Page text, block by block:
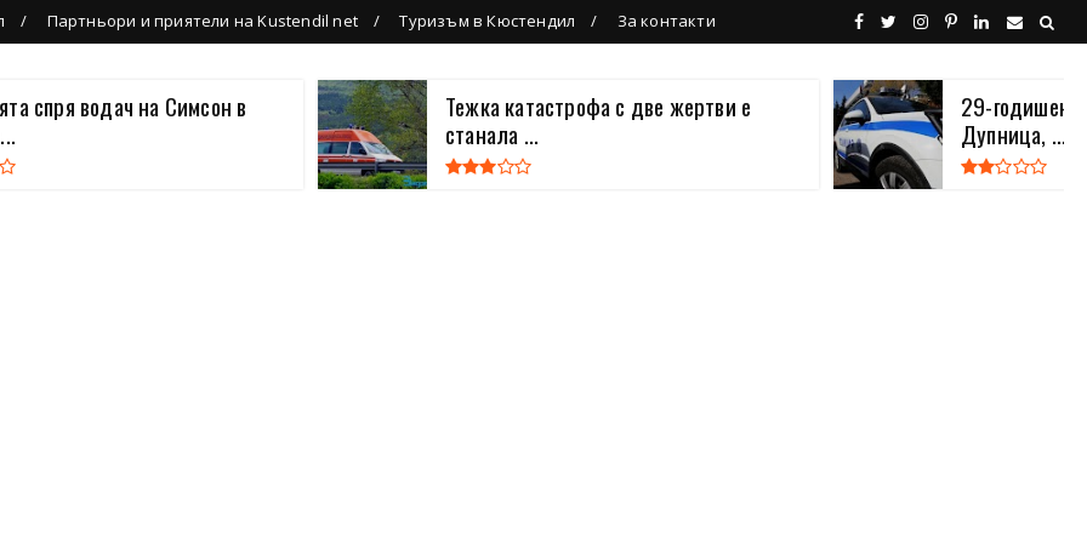
Партньори и приятели на Kustendil net Туризъм в Кюстендил За контакти
спря водач на Симсон в
Тежка катастрофа с две жертви е
станала ...
29-годишен
Дупница, ...